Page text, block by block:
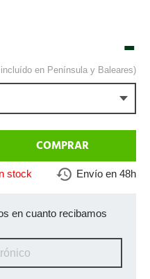
-
incluído en Península y Baleares)
COMPRAR
stock Envío en 48h
en cuanto recibamos